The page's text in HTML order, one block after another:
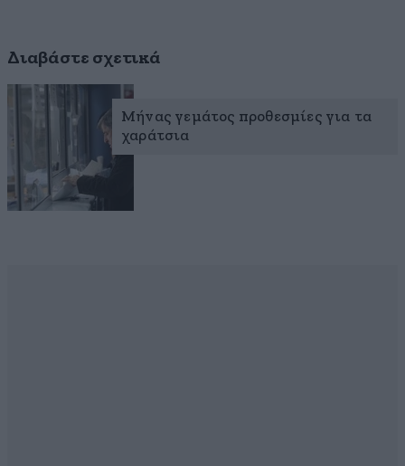
Διαβάστε σχετικά
Μήνας γεμάτος προθεσμίες για τα
χαράτσια